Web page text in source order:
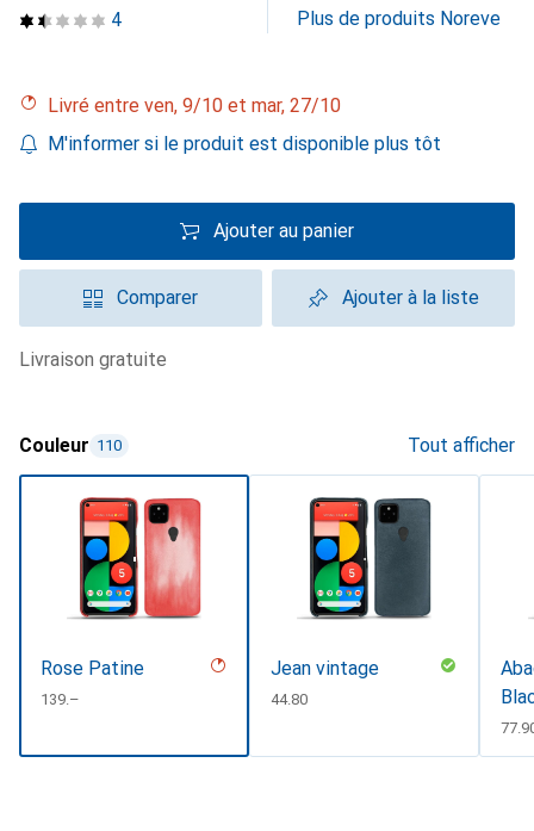
4 Plus de produits Noreve
Livré entre ven, 9/10 et mar, 27/10
M'informer si le produit est disponible plus tôt
Ajouter au panier
Comparer Ajouter à la liste
livraison gratuite
Couleur 110 Tout afficher
Rose Patine
CHF
139.–
Jean vintage
CHF
44.80
CHF